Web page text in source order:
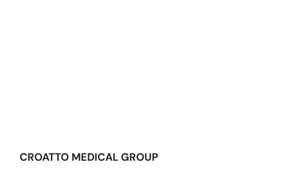
CROATTO MEDICAL GROUP